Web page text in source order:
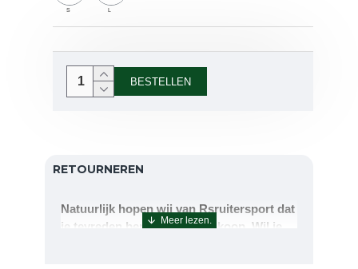
S L
BESTELLEN
RETOURNEREN
Natuurlijk hopen wij van Rsruitersport dat
je tevreden bent met uw aankoop. Wil je